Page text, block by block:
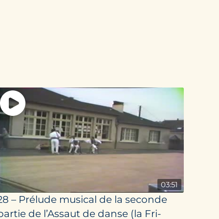
03:51
– Prélude musical de la seconde
de l’Assaut de danse (la Fri­